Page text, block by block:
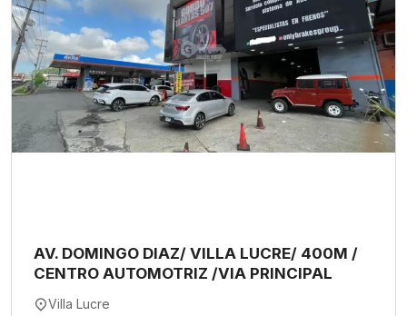
AV. DOMINGO DIAZ/ VILLA LUCRE/ 400M /
CENTRO AUTOMOTRIZ /VIA PRINCIPAL
Villa Lucre